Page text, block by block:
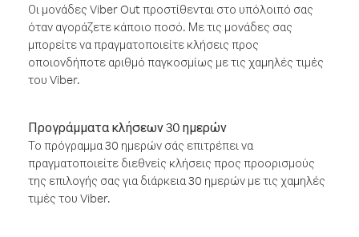
Οι μονάδες Viber Out προστίθενται στο υπόλοιπό σας
όταν αγοράζετε κάποιο ποσό. Με τις μονάδες σας
μπορείτε να πραγματοποιείτε κλήσεις προς
οποιονδήποτε αριθμό παγκοσμίως με τις χαμηλές τιμές
του Viber.
Προγράμματα κλήσεων 30 ημερών
Το πρόγραμμα 30 ημερών σάς επιτρέπει να
πραγματοποιείτε διεθνείς κλήσεις προς προορισμούς
της επιλογής σας για διάρκεια 30 ημερών με τις χαμηλές
τιμές του Viber.